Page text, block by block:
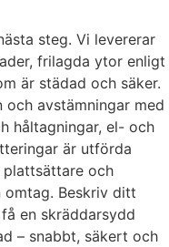
steg. Vi levererar
frilagda ytor enligt
är städad och säker.
avstämningar med
håltagningar, el- och
är utförda
plattsättare och
Beskriv ditt
en skräddarsydd
– snabbt, säkert och